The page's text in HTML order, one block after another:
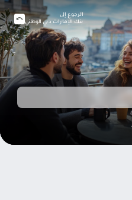
الرجوع إلى
بنك الإمارات دبي الوطني